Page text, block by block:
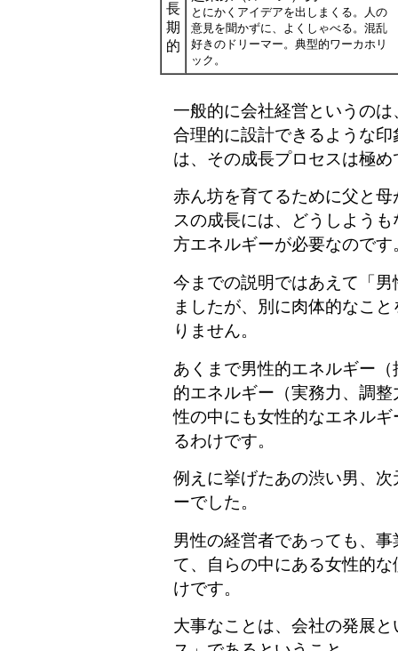
長
期
的
とにかくアイデアを出しまくる。人の
意見を聞かずに、よくしゃべる。混乱
好きのドリーマー。典型的ワーカホリ
ック。
一般的に会社経営というの
合理的に設計できるような
は、その成長プロセスは極
赤ん坊を育てるために父と
スの成長には、どうしよう
方エネルギーが必要なのです
今までの説明ではあえて「
ましたが、別に肉体的なこ
りません。
あくまで男性的エネルギー
的エネルギー（実務力、調
性の中にも女性的なエネル
るわけです。
例えに挙げたあの渋い男、
ーでした。
男性の経営者であっても、
て、自らの中にある女性的
けです。
大事なことは、会社の発展